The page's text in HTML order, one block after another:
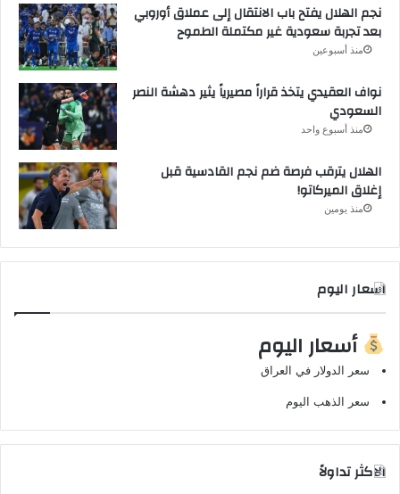
نجم الهلال يفتح باب الانتقال إلى عملاق أوروبي
بعد تجربة سعودية غير مكتملة الطموح
منذ أسبوعين
نواف العقيدي يتخذ قراراً مصيرياً يثير دهشة النصر
السعودي
منذ أسبوع واحد
الهلال يترقب فرصة ضم نجم القادسية قبل
إغلاق الميركاتو!
منذ يومين
اسعار اليوم
أسعار اليوم
سعر الدولار في العراق
سعر الذهب اليوم
الاكثر تداولاً